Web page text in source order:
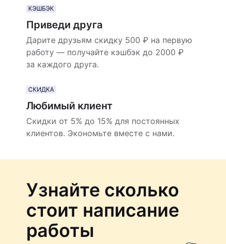
КЭШБЭК
Приведи друга
Дарите друзьям скидку 500 ₽ на первую
работу — получайте кэшбэк до 2000 ₽
за каждого друга.
СКИДКА
Любимый клиент
Скидки от 5% до 15% для постоянных
клиентов. Экономьте вместе с нами.
Узнайте сколько
стоит написание
работы